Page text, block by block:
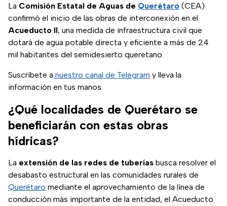
La Comisión Estatal de Aguas de Querétaro (CEA)
confirmó el inicio de las obras de interconexión en el
Acueducto II, una medida de infraestructura civil que
dotará de agua potable directa y eficiente a más de 24
mil habitantes del semidesierto queretano.
Suscríbete a nuestro canal de Telegram y lleva la
información en tus manos.
¿Qué localidades de Querétaro se
beneficiarán con estas obras
hídricas?
La extensión de las redes de tuberías busca resolver el
desabasto estructural en las comunidades rurales de
Querétaro mediante el aprovechamiento de la línea de
conducción más importante de la entidad, el Acueducto